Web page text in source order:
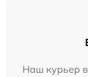
Наш курьер